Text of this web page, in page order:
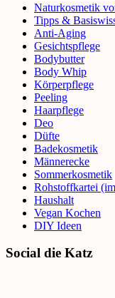
Naturkosmetik
Tipps &
Anti-Aging
Gesichtspflege
Bodybutter
Body Whip
Körperpflege
Peeling
Haarpflege
Deo
Düfte
Badekosmetik
Männerecke
Sommerkosmetik
Rohstoffkartei
Haushalt
Vegan Kochen
DIY Ideen
Social die Katz